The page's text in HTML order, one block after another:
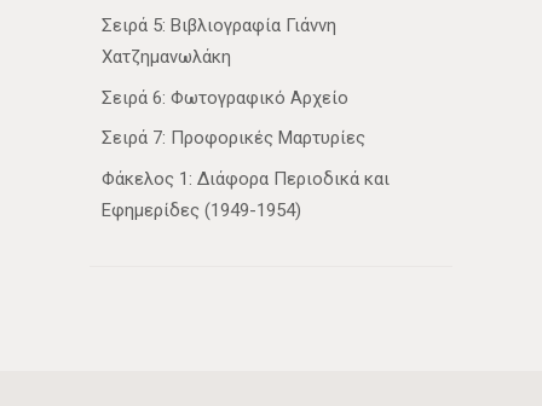
Σειρά 5: Βιβλιογραφία Γιάννη
Χατζημανωλάκη
Σειρά 6: Φωτογραφικό Αρχείο
Σειρά 7: Προφορικές Μαρτυρίες
Φάκελος 1: Διάφορα Περιοδικά και
Εφημερίδες (1949-1954)